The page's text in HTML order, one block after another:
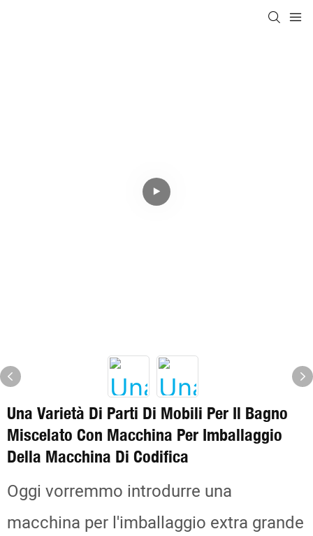
Una Varietà Di Parti Di Mobili Per Il Bagno
Miscelato Con Macchina Per Imballaggio
Della Macchina Di Codifica
Oggi vorremmo introdurre una
macchina per l'imballaggio extra grande